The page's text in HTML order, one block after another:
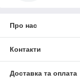
Про нас
Контакти
Доставка та оплата